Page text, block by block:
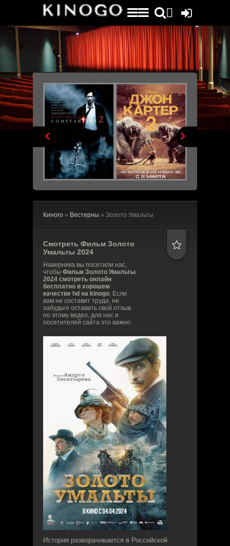
File engine/metagen.php not found.
 
Киного » Вестерны » Золото Умальты
Смотреть Фильм Золото
Умальты 2024
Наверняка вы посетили нас,
чтобы Фильм Золото Умальты
2024 смотреть онлайн
бесплатно в хорошем
качестве hd на kinogo. Если
вам не составит труда, не
забудьте оставить свой отзыв
по этому видео, для нас и
посетителей сайта это важно.
История разворачивается в Российской